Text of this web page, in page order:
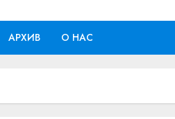
АРХИВ О НАС